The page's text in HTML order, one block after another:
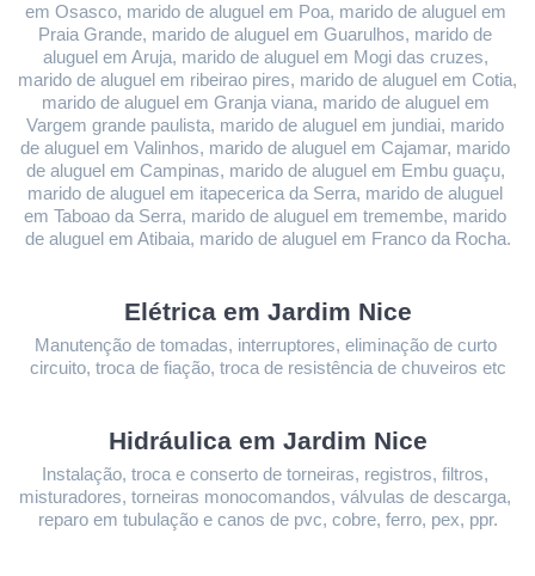
em Osasco, marido de aluguel em Poa, marido de aluguel em
Praia Grande, marido de aluguel em Guarulhos, marido de
aluguel em Aruja, marido de aluguel em Mogi das cruzes,
marido de aluguel em ribeirao pires, marido de aluguel em Cotia,
marido de aluguel em Granja viana, marido de aluguel em
Vargem grande paulista, marido de aluguel em jundiai, marido
de aluguel em Valinhos, marido de aluguel em Cajamar, marido
de aluguel em Campinas, marido de aluguel em Embu guaçu,
marido de aluguel em itapecerica da Serra, marido de aluguel
em Taboao da Serra, marido de aluguel em tremembe, marido
de aluguel em Atibaia, marido de aluguel em Franco da Rocha.
Elétrica em Jardim Nice
Manutenção de tomadas, interruptores, eliminação de curto
circuito, troca de fiação, troca de resistência de chuveiros etc
Hidráulica em Jardim Nice
Instalação, troca e conserto de torneiras, registros, filtros,
misturadores, torneiras monocomandos, válvulas de descarga,
reparo em tubulação e canos de pvc, cobre, ferro, pex, ppr.